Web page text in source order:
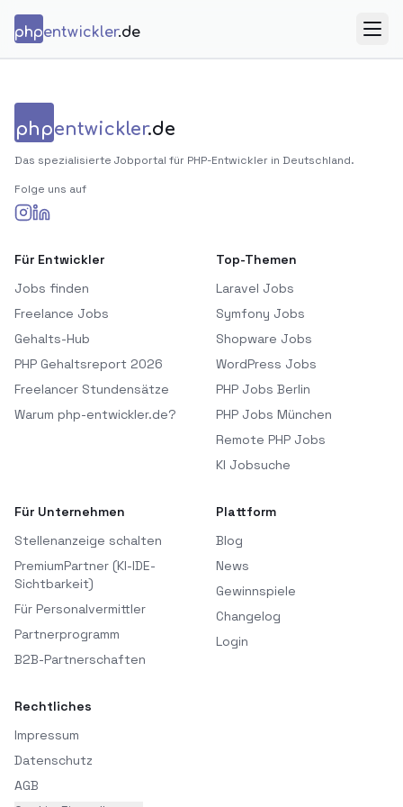
phpentwickler.de
phpentwickler.de
Das spezialisierte Jobportal für PHP-Entwickler in Deutschland.
Folge uns auf
Für Entwickler
Jobs finden
Freelance Jobs
Gehalts-Hub
PHP Gehaltsreport 2026
Freelancer Stundensätze
Warum php-entwickler.de?
Top-Themen
Laravel Jobs
Symfony Jobs
Shopware Jobs
WordPress Jobs
PHP Jobs Berlin
PHP Jobs München
Remote PHP Jobs
KI Jobsuche
Für Unternehmen
Stellenanzeige schalten
PremiumPartner (KI-IDE-
Sichtbarkeit)
Für Personalvermittler
Partnerprogramm
B2B-Partnerschaften
Plattform
Blog
News
Gewinnspiele
Changelog
Login
Rechtliches
Impressum
Datenschutz
AGB